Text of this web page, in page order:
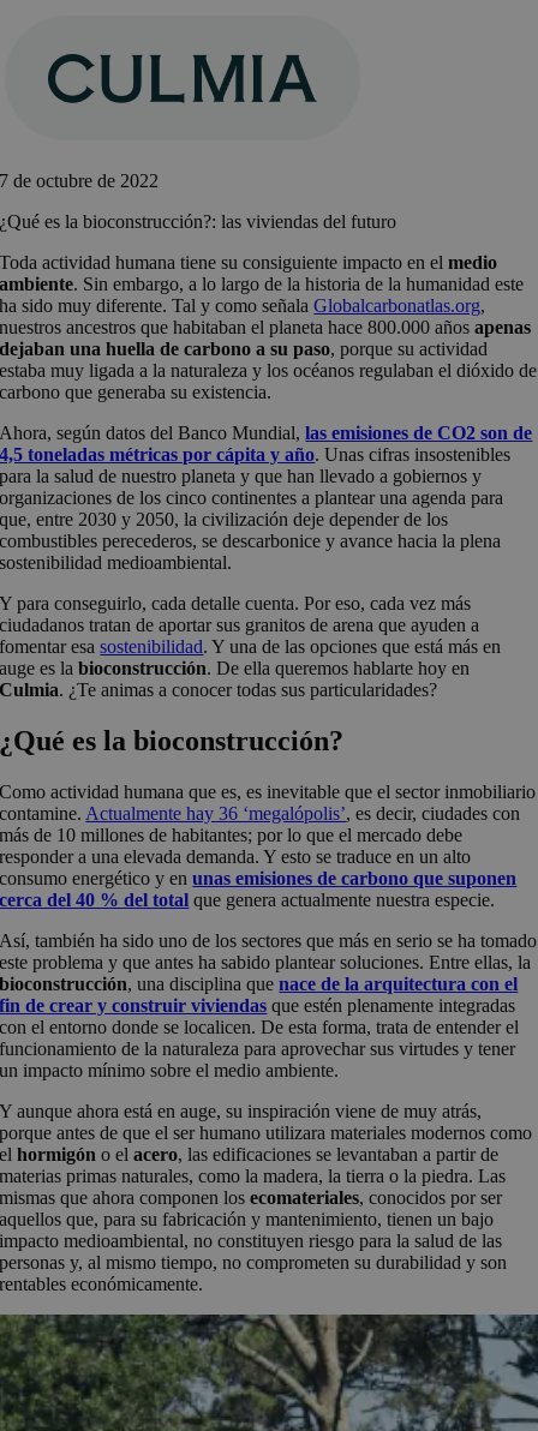
contenido
7 de octubre de 2022
¿Qué es la bioconstrucción?: las viviendas del futuro
Toda actividad humana tiene su consiguiente impacto en elmedio
ambiente. Sin embargo, a lo largo de la historia de la humanidad este
ha sido muy diferente. Tal y como señalaGlobalcarbonatlas.org,
nuestros ancestros que habitaban el planeta hace 800.000 añosapenas
dejaban una huella de carbono a su paso, porque su actividad
estaba muy ligada a la naturaleza y los océanos regulaban el dióxido de
carbono que generaba su existencia.
Ahora, según datos del Banco Mundial,las emisiones de CO2 son de
4,5 toneladas métricas por cápita y año. Unas cifras insostenibles
para la salud de nuestro planeta y que han llevado a gobiernos y
organizaciones de los cinco continentes a plantear una agenda para
que, entre 2030 y 2050, la civilización deje depender de los
combustibles perecederos, se descarbonice y avance hacia la plena
sostenibilidad medioambiental.
Y para conseguirlo, cada detalle cuenta. Por eso, cada vez más
ciudadanos tratan de aportar sus granitos de arena que ayuden a
fomentar esasostenibilidad. Y una de las opciones que está más en
auge es labioconstrucción. De ella queremos hablarte hoy en
Culmia. ¿Te animas a conocer todas sus particularidades?
¿Qué es la bioconstrucción?
Como actividad humana que es, es inevitable que el sector inmobiliario
contamine. Actualmente hay 36 ‘megalópolis’, es decir, ciudades con
más de 10 millones de habitantes; por lo que el mercado debe
responder a una elevada demanda. Y esto se traduce en un alto
consumo energético y enunas emisiones de carbono que suponen
cerca del 40 % del total que genera actualmente nuestra especie.
Así, también ha sido uno de los sectores que más en serio se ha tomado
este problema y que antes ha sabido plantear soluciones. Entre ellas, la
bioconstrucción, una disciplina quenace de la arquitectura con el
fin de crear y construir viviendas que estén plenamente integradas
con el entorno donde se localicen. De esta forma, trata de entender el
funcionamiento de la naturaleza para aprovechar sus virtudes y tener
un impacto mínimo sobre el medio ambiente.
Y aunque ahora está en auge, su inspiración viene de muy atrás,
porque antes de que el ser humano utilizara materiales modernos como
elhormigón o elacero, las edificaciones se levantaban a partir de
materias primas naturales, como la madera, la tierra o la piedra. Las
mismas que ahora componen losecomateriales, conocidos por ser
aquellos que, para su fabricación y mantenimiento, tienen un bajo
impacto medioambiental, no constituyen riesgo para la salud de las
personas y, al mismo tiempo, no comprometen su durabilidad y son
rentables económicamente.